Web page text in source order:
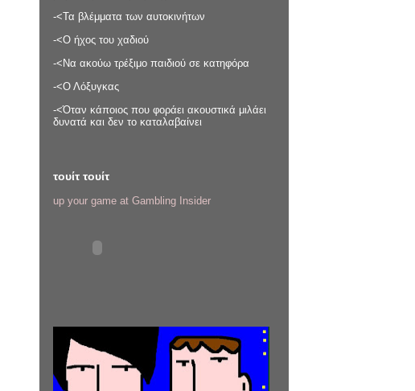
-<Τα βλέμματα των αυτοκινήτων
-<Ο ήχος του χαδιού
-<Να ακούω τρέξιμο παιδιού σε κατηφόρα
-<Ο Λόξυγκας
-<Όταν κάποιος που φοράει ακουστικά μιλάει
δυνατά και δεν το καταλαβαίνει
τουίτ τουίτ
up your game at Gambling Insider